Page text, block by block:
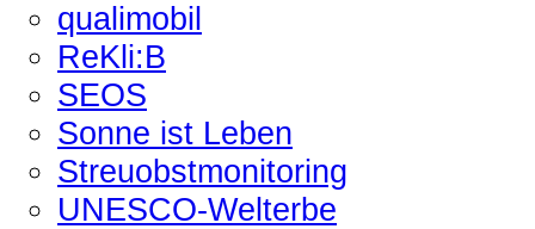
qualimobil
ReKli:B
SEOS
Sonne ist Leben
Streuobstmonitoring
UNESCO-Welterbe